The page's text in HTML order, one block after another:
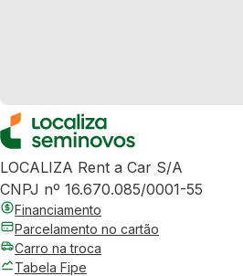
LOCALIZA Rent a Car S/A
CNPJ nº 16.670.085/0001-55
Financiamento
Parcelamento no cartão
Carro na troca
Tabela Fipe